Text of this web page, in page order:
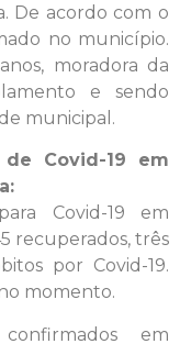
De acordo com o
no município.
moradora da
e sendo
municipal.
Covid-19 em
Covid-19 em
recuperados, três
por Covid-19.
momento.
em